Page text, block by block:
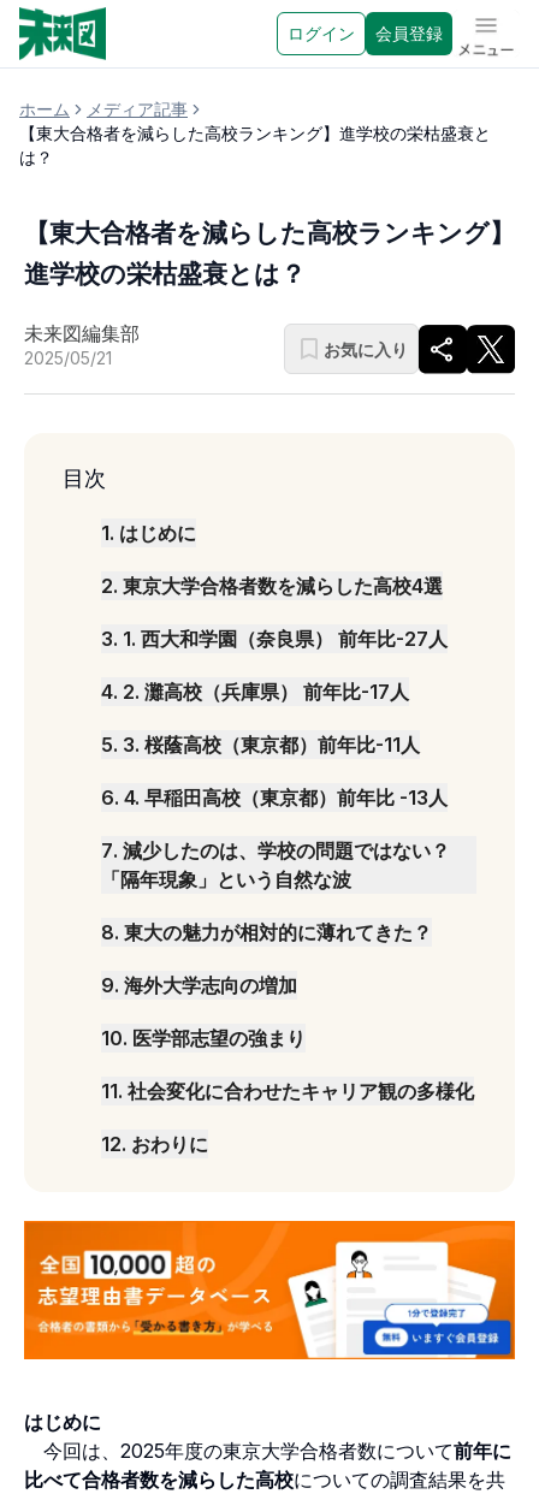
ログイン 会員登録 メニュ
ホーム
メディア記事
【東大合格者を減らした高校ランキング】進学校の栄枯盛衰と
は？
【東大合格者を減らした高校ランキング】
進学校の栄枯盛衰とは？
未来図編集部
2025/05/21 お気に入り
目次
1. はじめに
2. 東京大学合格者数を減らした高校4選
3. 1. 西大和学園（奈良県） 前年比-27人
4. 2. 灘高校（兵庫県） 前年比-17人
5. 3. 桜蔭高校（東京都）前年比-11人
6. 4. 早稲田高校（東京都）前年比 -13人
7. 減少したのは、学校の問題ではない？
「隔年現象」という自然な波
8. 東大の魅力が相対的に薄れてきた？
9. 海外大学志向の増加
10. 医学部志望の強まり
11. 社会変化に合わせたキャリア観の多様化
12. おわりに
はじめに
今回は、2025年度の東京大学合格者数について前年に
比べて合格者数を減らした高校についての調査結果を共